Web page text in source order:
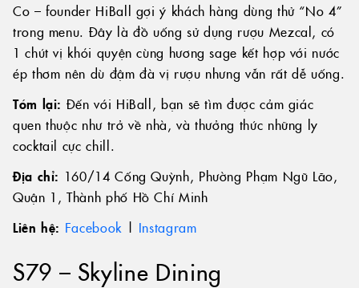
Co – founder HiBall gợi ý khách hàng dùng thử “No 4”
trong menu. Đây là đồ uống sử dụng rượu Mezcal, có
1 chút vị khói quyện cùng hương sage kết hợp với nước
ép thơm nên dù đậm đà vị rượu nhưng vẫn rất dễ uống.
Tóm lại: Đến với HiBall, bạn sẽ tìm được cảm giác
quen thuộc như trở về nhà, và thưởng thức những ly
cocktail cực chill.
Địa chỉ: 160/14 Cống Quỳnh, Phường Phạm Ngũ Lão,
Quận 1, Thành phố Hồ Chí Minh
Liên hệ: Facebook | Instagram
S79 – Skyline Dining